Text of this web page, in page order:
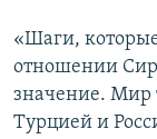
«Шаги,
отношении
значение. Мир
Турцией и